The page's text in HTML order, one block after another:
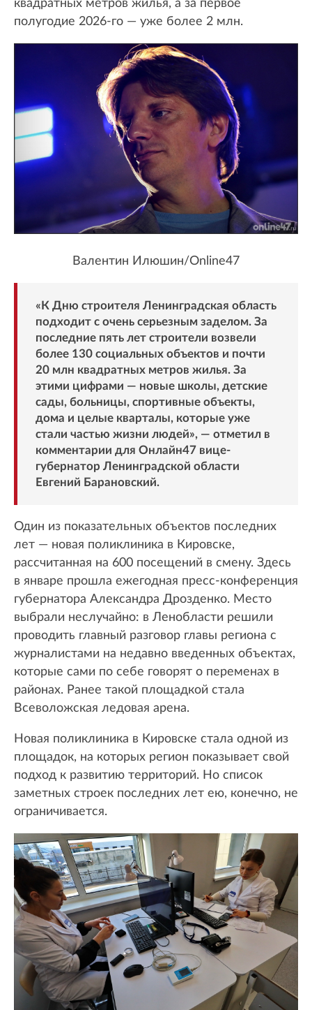
квадратных метров жилья, а за первое
полугодие 2026-го — уже более 2 млн.
Валентин Илюшин/Online47
«К Дню строителя Ленинградская область
подходит с очень серьезным заделом. За
последние пять лет строители возвели
более 130 социальных объектов и почти
20 млн квадратных метров жилья. За
этими цифрами — новые школы, детские
сады, больницы, спортивные объекты,
дома и целые кварталы, которые уже
стали частью жизни людей», — отметил в
комментарии для Онлайн47 вице-
губернатор Ленинградской области
Евгений Барановский.
Один из показательных объектов последних
лет — новая поликлиника в Кировске,
рассчитанная на 600 посещений в смену. Здесь
в январе прошла ежегодная пресс-конференция
губернатора Александра Дрозденко. Место
выбрали неслучайно: в Ленобласти решили
проводить главный разговор главы региона с
журналистами на недавно введенных объектах,
которые сами по себе говорят о переменах в
районах. Ранее такой площадкой стала
Всеволожская ледовая арена.
Новая поликлиника в Кировске стала одной из
площадок, на которых регион показывает свой
подход к развитию территорий. Но список
заметных строек последних лет ею, конечно, не
ограничивается.